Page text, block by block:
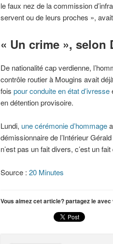
le faux nez de la commission
servent ou de leurs proches »,
« Un crime », selon
De nationalité cap verdienne,
contrôle routier à Mougins avait
fois pour conduite en état d’ivresse
en détention provisoire.
Lundi, une cérémonie d’hommage
démissionnaire de l’Intérieur
n’est pas un fait divers, c’est un
Source : 20 Minutes
Vous aimez cet article? partagez le